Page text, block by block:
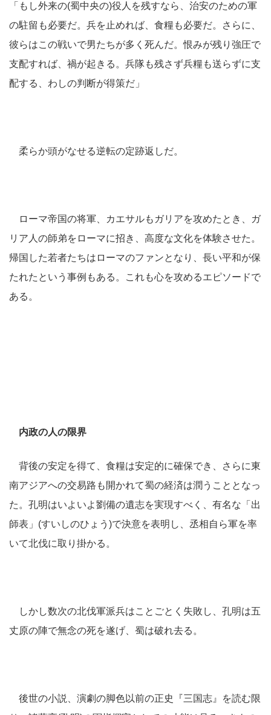
「もし外来の(蜀中央の)役人を残すなら、治安のための軍
の駐留も必要だ。兵を止めれば、食糧も必要だ。さらに、
彼らはこの戦いで男たちが多く死んだ。恨みが残り強圧で
支配すれば、禍が起きる。兵隊も残さず兵糧も送らずに支
配する、わしの判断が得策だ」
柔らか頭がなせる逆転の定跡返しだ。
ローマ帝国の将軍、カエサルもガリアを攻めたとき、ガ
リア人の師弟をローマに招き、高度な文化を体験させた。
帰国した若者たちはローマのファンとなり、長い平和が保
たれたという事例もある。これも心を攻めるエピソードで
ある。
内政の人の限界
背後の安定を得て、食糧は安定的に確保でき、さらに東
南アジアへの交易路も開かれて蜀の経済は潤うこととなっ
た。孔明はいよいよ劉備の遺志を実現すべく、有名な「出
師表」(すいしのひょう)で決意を表明し、丞相自ら軍を率
いて北伐に取り掛かる。
しかし数次の北伐軍派兵はことごとく失敗し、孔明は五
丈原の陣で無念の死を遂げ、蜀は破れ去る。
後世の小説、演劇の脚色以前の正史『三国志』を読む限